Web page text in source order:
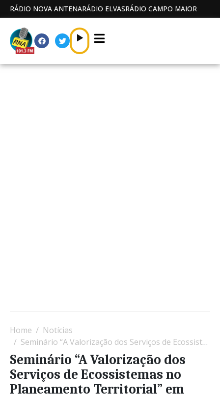
RÁDIO NOVA ANTENARÁDIO ELVASRÁDIO CAMPO MAIOR
Home
Notícias
Seminário “A Valorização dos Serviços de Ecossistemas no Planeamento Territorial” em Coruche
Seminário “A Valorização dos
Serviços de Ecossistemas no
Planeamento Territorial” em